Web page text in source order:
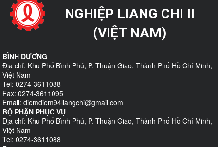
NGHIỆP LIANG CHI II
(VIỆT NAM)
BÌNH DƯƠNG
Địa chỉ: Khu Phố Bình Phú, P. Thuận Giao, Thành Phố Hồ Chí Minh,
Việt Nam
Tel: 0274-3611088
Fax: 0274-3611095
Email: diemdiem94liangchi@gmail.com
BỘ PHẬN PHỤC VỤ
Địa chỉ: Khu Phố Bình Phú, P. Thuận Giao, Thành Phố Hồ Chí Minh,
Việt Nam
Tel: 0274-3611088